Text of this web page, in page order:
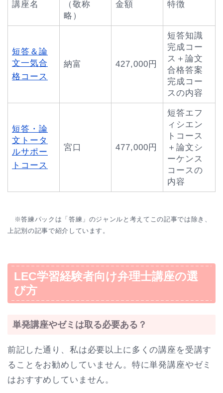
講座名
（敬称
略）
金額 特徴
短答＆論
文一気合
格コース
納富 427,000円
短答知識
完成コー
ス＋論文
合格答案
完成コー
スの内容
短答・論
文トータ
ルサポー
トコース
宮口 477,000円
短答エフ
ィシエン
トコース
＋論文シ
ーケンス
コースの
内容
※答練パックは「答練」のジャンルと考えてこの記事では除き、
上記別の記事で紹介しています。
LEC学習経験者向け弁理士講座の選
び方
単発講座やゼミは取る必要ある？
前記した通り、私は必要以上に多くの講座を受講す
ることをお勧めしていません。特に単発講座やゼミ
はおすすめしていません。